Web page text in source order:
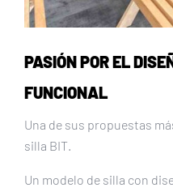
PASIÓN POR EL
FUNCIONAL
Una de sus propuestas
silla BIT.
Un modelo de silla con